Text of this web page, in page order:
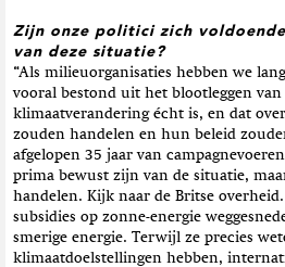
Zijn onze politici zich
van deze situatie?
“Als milieuorganisaties hebben we
vooral bestond uit het blootleggen
klimaatverandering écht is, en dat
zouden handelen en hun beleid
afgelopen 35 jaar van
prima bewust zijn van de situatie,
handelen. Kijk naar de Britse
subsidies op zonne-energie
smerige energie. Terwijl ze precies
klimaatdoelstellingen hebben,